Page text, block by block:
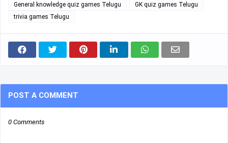
General knowledge quiz games Telugu
GK quiz games Telugu
trivia games Telugu
POST A COMMENT
0 Comments